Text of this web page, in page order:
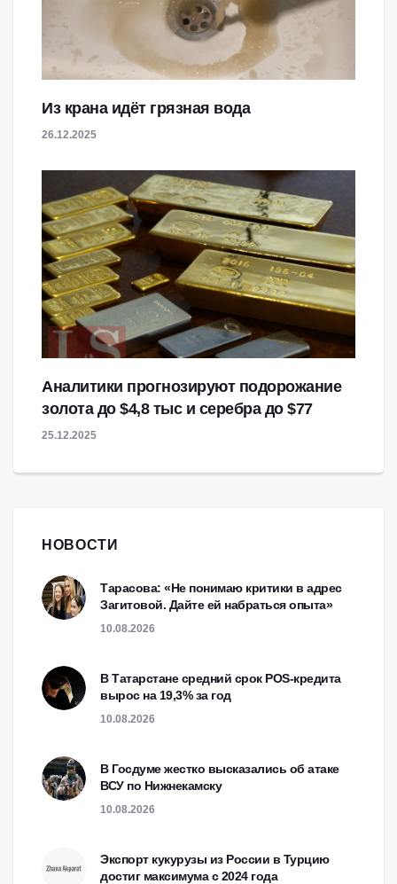
Из крана идёт грязная вода
26.12.2025
Аналитики прогнозируют подорожание
золота до $4,8 тыс и серебра до $77
25.12.2025
НОВОСТИ
Тарасова: «Не понимаю критики в адрес
Загитовой. Дайте ей набраться опыта»
10.08.2026
В Татарстане средний срок POS-кредита
вырос на 19,3% за год
10.08.2026
В Госдуме жестко высказались об атаке
ВСУ по Нижнекамску
10.08.2026
Экспорт кукурузы из России в Турцию
достиг максимума с 2024 года